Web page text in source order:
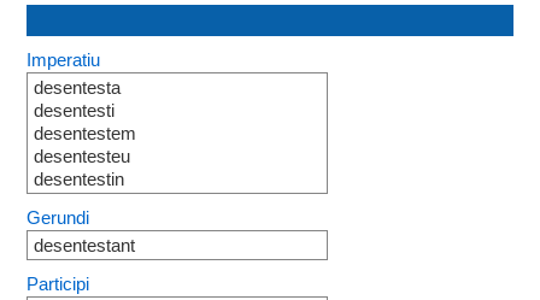
Imperatiu
desentesta
desentesti
desentestem
desentesteu
desentestin
Gerundi
desentestant
Participi